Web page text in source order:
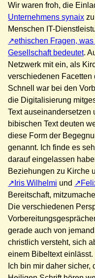
Wir waren froh, die
Unternehmens synaix
Menschen IT-
ethischen Fragen,
Gesellschaft bedeutet.
Netzwerk mit ein, als
verschiedenen Facetten
Schnell war bei den
die Digitalisierung
Text auseinandersetzen
bibischen Text deuten
diese Form der
genannt. Ich finde es
darauf eingelassen
Beziehungen zu Kirche
Iris Wilhelmi und
Bereitschaft,
Die verschiedenen
gerade auch von
christlich versteht, sich
einem Bibeltext einlässt.
Ich bin mir daher